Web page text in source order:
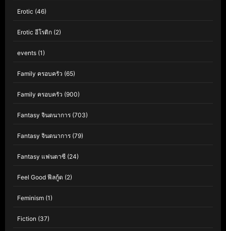
Erotic (46)
Erotic อีโรติก (2)
events (1)
Family ครอบครัว (65)
Family ครอบครัว (900)
Fantasy จินตนาการ (703)
Fantasy จินตนาการ (79)
Fantasy แฟนตาซี (24)
Feel Good ฟีลกู้ด (2)
Feminism (1)
Fiction (37)